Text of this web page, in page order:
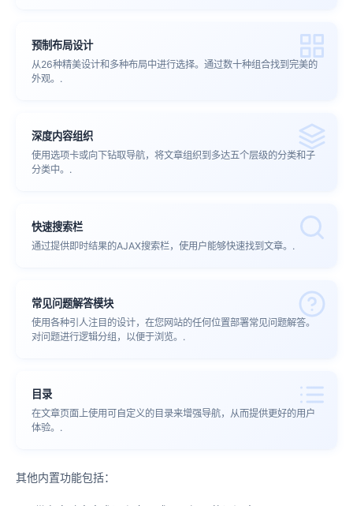
预制布局设计
从26种精美设计和多种布局中进行选择。通过数十种组合找到完美的
外观。.
深度内容组织
使用选项卡或向下钻取导航，将文章组织到多达五个层级的分类和子
分类中。.
快速搜索栏
通过提供即时结果的AJAX搜索栏，使用户能够快速找到文章。.
常见问题解答模块
使用各种引人注目的设计，在您网站的任何位置部署常见问题解答。
对问题进行逻辑分组，以便于浏览。.
目录
在文章页面上使用可自定义的目录来增强导航，从而提供更好的用户
体验。.
其他内置功能包括：